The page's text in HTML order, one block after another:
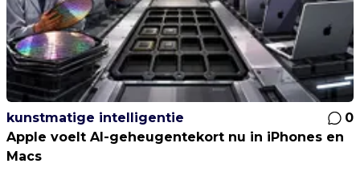
kunstmatige intelligentie
0
Apple voelt AI-geheugentekort nu in iPhones en
Macs